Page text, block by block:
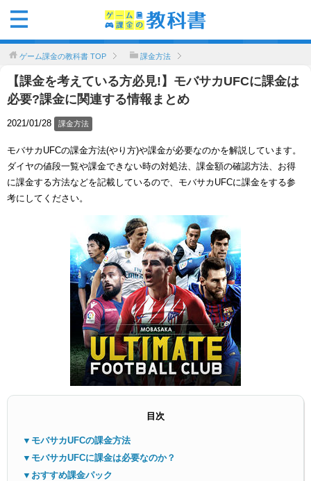
ゲーム課金の教科書 TOP 課金方法
【課金を考えている方必見!】モバサカUFCに課金は
必要?課金に関連する情報まとめ
2021/01/28 課金方法
モバサカUFCの課金方法(やり方)や課金が必要なのかを解説しています。
ダイヤの値段一覧や課金できない時の対処法、課金額の確認方法、お得
に課金する方法などを記載しているので、モバサカUFCに課金をする参
考にしてください。
目次
▼モバサカUFCの課金方法
▼モバサカUFCに課金は必要なのか？
▼おすすめ課金パック